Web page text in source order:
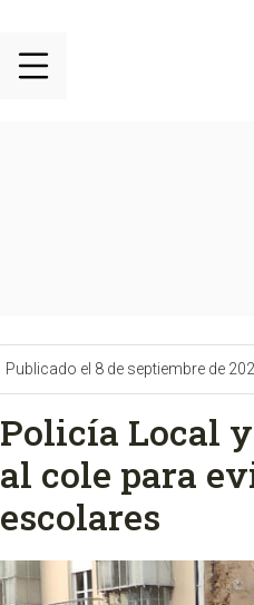
Publicado el 8 de septiembre de
Policía Local
al cole para
escolares